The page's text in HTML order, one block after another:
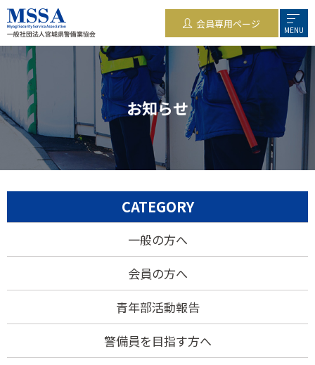
会員専用ページ MENU
お知らせ
CATEGORY
一般の方へ
会員の方へ
青年部活動報告
警備員を目指す方へ